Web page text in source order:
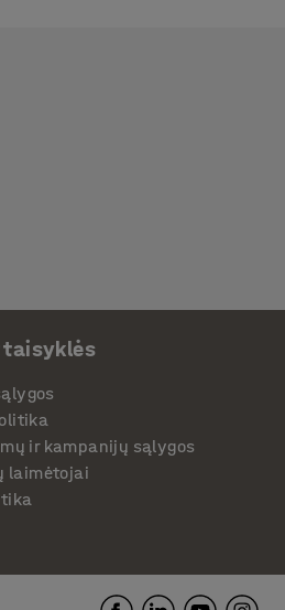
taisyklės
ir kampanijų sąlygos
laimėtojai